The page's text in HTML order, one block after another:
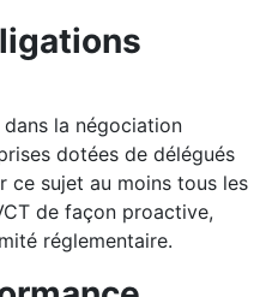
la négociation
dotées de délégués
ce sujet au moins tous les
de façon proactive,
réglementaire.